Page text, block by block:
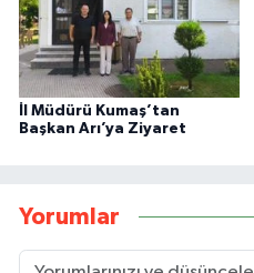
İl Müdürü Kumaş’tan
Başkan Arı’ya Ziyaret
Yorumlar